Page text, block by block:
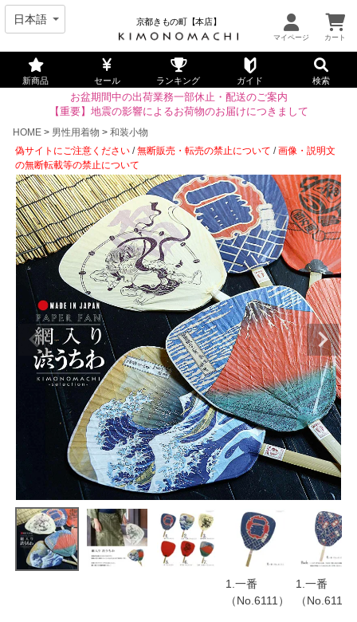
京都きもの町【本店】
新商品 セール ランキング ガイド 検索
お盆期間中の出荷業務一部休止・配送のご案内
【重要】地震の影響によるお荷物のお届けにつきまして
HOME
男性用着物
和装小物
偽サイトにご注意ください /無断販売・転売の禁止について /画像・説明文
の無断転載等の禁止について
1.一番
（No.6111）
1.一番
（No.6111